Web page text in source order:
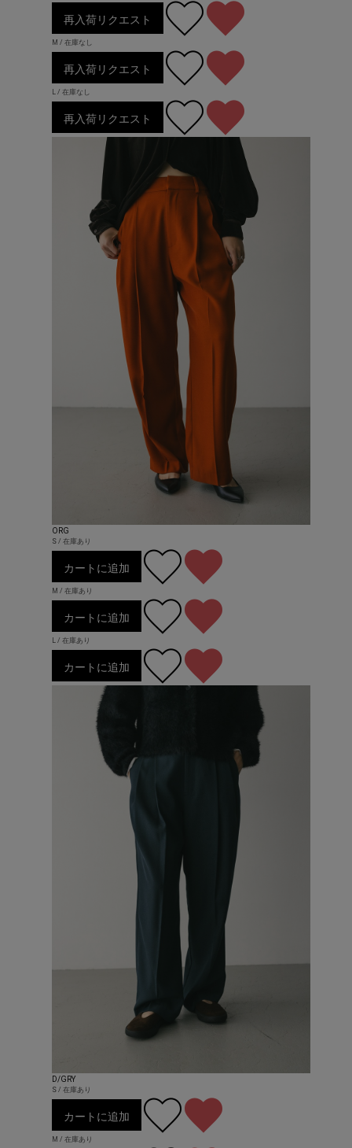
再入荷リクエスト
M / 在庫なし
再入荷リクエスト
L / 在庫なし
再入荷リクエスト
ORG
S / 在庫あり
カートに追加
M / 在庫あり
カートに追加
L / 在庫あり
カートに追加
D/GRY
S / 在庫あり
カートに追加
M / 在庫あり